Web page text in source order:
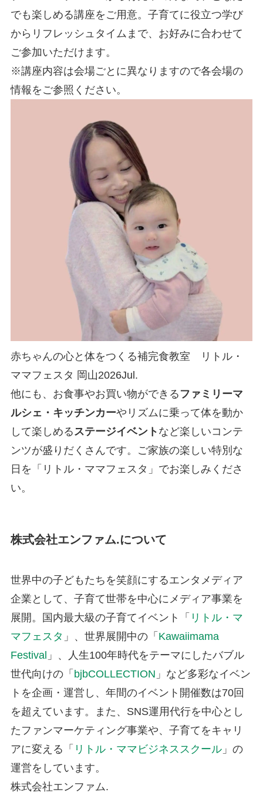
でも楽しめる講座をご用意。子育てに役立つ学び
からリフレッシュタイムまで、お好みに合わせて
ご参加いただけます。
※講座内容は会場ごとに異なりますので各会場の
情報をご参照ください。
赤ちゃんの心と体をつくる補完食教室 リトル・
ママフェスタ 岡山2026Jul.
他にも、お食事やお買い物ができる ファミリーマ
ルシェ・キッチンカーやリズムに乗って体を動か
して楽しめる ステージイベント など楽しいコンテ
ンツが盛りだくさんです。ご家族の楽しい特別な
日を「リトル・ママフェスタ」でお楽しみくださ
い。
株式会社エンファム.について
世界中の子どもたちを笑顔にするエンタメディア
企業として、子育て世帯を中心にメディア事業を
展開。国内最大級の子育てイベント「 リトル・マ
マフェスタ 」、世界展開中の「 Kawaiimama
Festival 」、人生100年時代をテーマにしたバブル
世代向けの「 bjbCOLLECTION 」など多彩なイベン
トを企画・運営し、年間のイベント開催数は70回
を超えています。また、SNS運用代行を中心とし
たファンマーケティング事業や、子育てをキャリ
アに変える「 リトル・ママビジネススクール」の
運営をしています。
株式会社エンファム.